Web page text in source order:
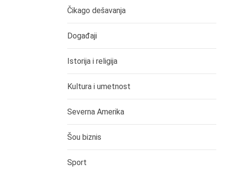
Čikago dešavanja
Događaji
Istorija i religija
Kultura i umetnost
Severna Amerika
Šou biznis
Sport